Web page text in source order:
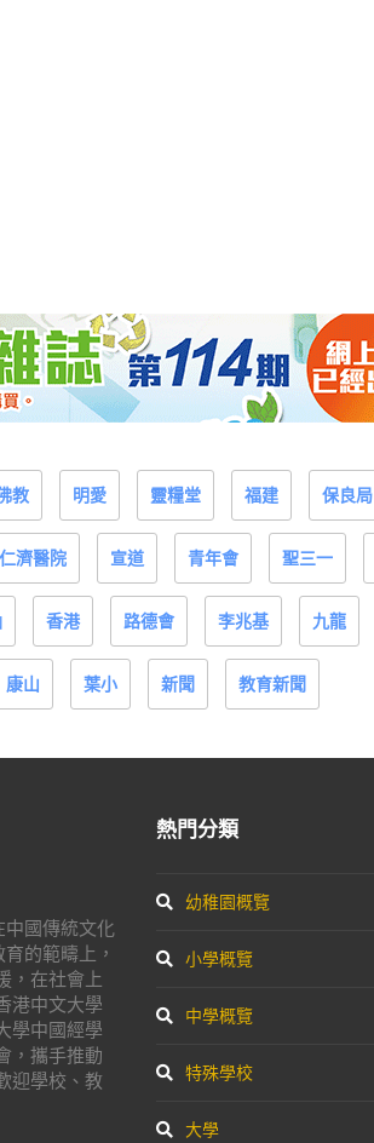
教 明愛 靈糧堂 福建 保良局
仁濟醫院 宣道 青年會 聖三一
香港 路德會 李兆基 九龍
康山 葉小 新聞 教育新聞
中國傳統文化
的範疇上，
，在社會上
港中文大學
學中國經學
，攜手推動
迎學校、教
熱門分類
幼稚園概覽
小學概覽
中學概覽
特殊學校
大學